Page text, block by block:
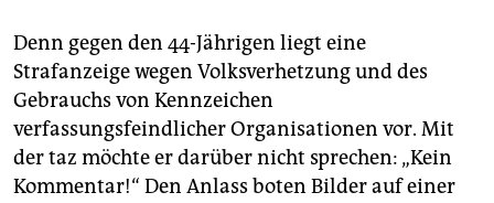
Denn gegen den 44-Jährigen liegt eine
Strafanzeige wegen Volksverhetzung und des
Gebrauchs von Kennzeichen
verfassungsfeindlicher Organisationen vor. Mit
der taz möchte er darüber nicht sprechen: „Kein
Kommentar!“ Den Anlass boten Bilder auf einer